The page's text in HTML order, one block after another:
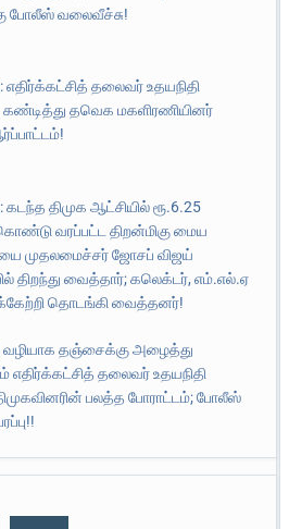
போலீஸ் வலைவீச்சு!
எதிர்க்கட்சித் தலைவர் உதயநிதி
தவெக மகளிரணியினர்
கடந்த திமுக ஆட்சியில் ரூ.6.25
வரப்பட்ட திறன்மிகு மைய
முதலமைச்சர் ஜோசப் விஜய்
திறந்து வைத்தார்; கலெக்டர், எம்.எல்.ஏ
தொடங்கி வைத்தனர்!
வழியாக தஞ்சைக்கு அழைத்து
எதிர்க்கட்சித் தலைவர் உதயநிதி
பலத்த போராட்டம்; போலீஸ்